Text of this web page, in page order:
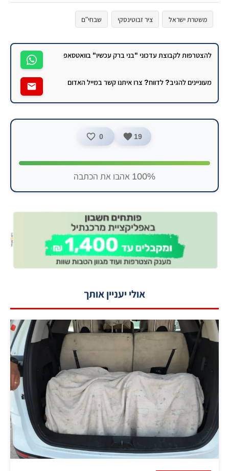
משטרת ישראל ציר זבוטינסקי שבחי"ם
להצטרפות לקבוצת עדכוני "בני ברק עכשיו" בוואטסאפ
מעוניינים להגיב? לדווח? צרו איתנו קשר במייל האדום
19
0
100% אהבו את הכתבה
אולי יעניין אותך